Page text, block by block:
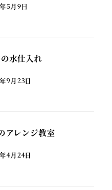
5月9日
水仕入れ
9月23日
アレンジ教室
4月24日